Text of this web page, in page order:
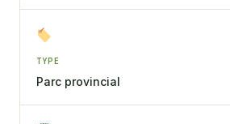
TYPE
Parc provincial